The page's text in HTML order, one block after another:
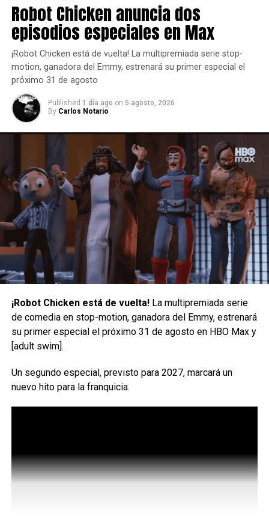
El autor George R.R. Martin colabora con el veterano actor
Dominic Cooke y el galardonado dramaturgo Duncan
Macmillan en El Rey Loco, que se estrena en el Royal
Shakespeare Theatre de Stratford-upon-Avon, Inglaterra,
el lunes 20 de julio y estará en cartelera hasta el sábado 5
de septiembre.
Ambientada 15 años antes de los eventos de Game of
Thrones, la historia transcurre durante un torneo de justas
en Harrenhal. Ned Stark, su hermana Lyanna, Jamie
Lannister y Robert Baratheon son los personajes
principales.
Y El Rey Loco explorará el incipiente romance de Lyanna
con Rhaegar Targaryen, hijo de Aerys, el Rey Loco.
La adaptación de Game of
Thrones: The Mad King
Martin ha compartido un primer vistazo al arte promociona
de la obra y escribió: «Las guerras no las ganan quienes
Robot Chicken anuncia dos
episodios especiales en Max
¡Robot Chicken está de vuelta! La multipremiada serie stop-
motion, ganadora del Emmy, estrenará su primer especial el
próximo 31 de agosto
Published 1 día ago on 5 agosto, 2026
By Carlos Notario
¡Robot Chicken está de vuelta!La multipremiada serie
de comedia en stop-motion, ganadora del Emmy, estrenará
su primer especial el próximo 31 de agosto en HBO Max y
[adult swim].
Un segundo especial, previsto para 2027, marcará un
nuevo hito para la franquicia.